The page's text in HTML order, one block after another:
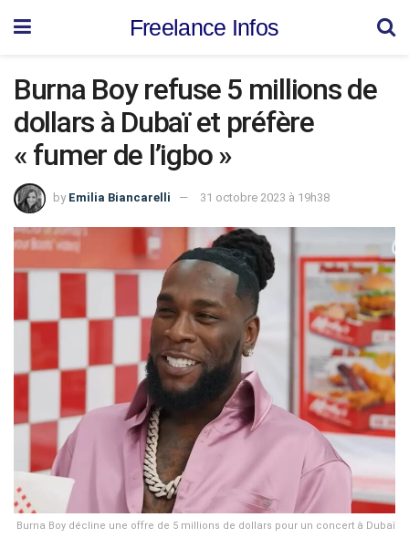
Freelance Infos
Burna Boy refuse 5 millions de
dollars à Dubaï et préfère
« fumer de l’igbo »
by Emilia Biancarelli 31 octobre 2023 à 19h38
Burna Boy décline une offre de 5 millions de dollars pour un concert à Dubaï